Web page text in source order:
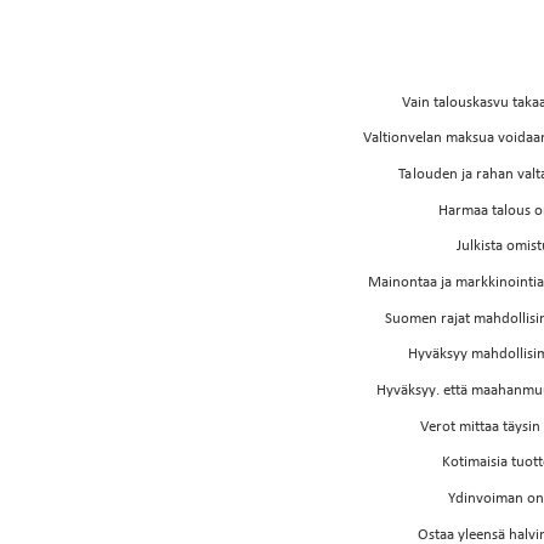
Vain talouskasvu
Valtionvelan maksua
Talouden ja rahan
Harmaa talous
Julkista
Mainontaa ja
Suomen rajat
Hyväksyy
Hyväksyy. että
Verot mittaa
Kotimaisia
Ydinvoiman
Ostaa yleensä